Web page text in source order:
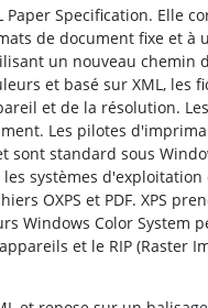
Paper Specification. Elle
de document fixe et à
un nouveau chemin
et basé sur XML, les
et de la résolution.
Les pilotes
sont standard sous
systèmes
OXPS et PDF. XPS
Windows Color System
et le RIP (Raster